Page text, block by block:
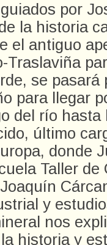
por
la historia
el antiguo
Traslaviña
se pasará
para llegar
del río hasta
último
donde
Taller de
y
nos
historia y